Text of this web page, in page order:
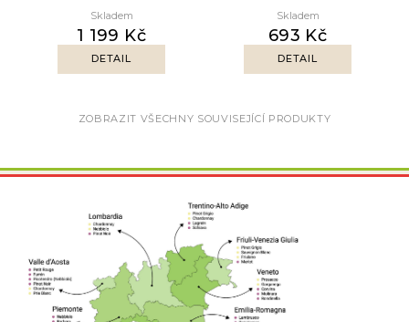
Skladem
1 199 Kč
DETAIL
Skladem
693 Kč
DETAIL
ZOBRAZIT VŠECHNY SOUVISEJÍCÍ PRODUKTY